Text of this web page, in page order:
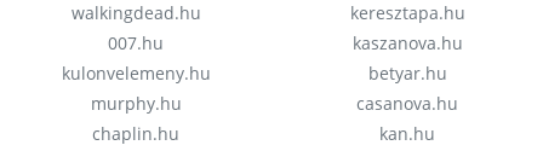
walkingdead.hu
007.hu
kulonvelemeny.hu
murphy.hu
chaplin.hu
keresztapa.hu
kaszanova.hu
betyar.hu
casanova.hu
kan.hu